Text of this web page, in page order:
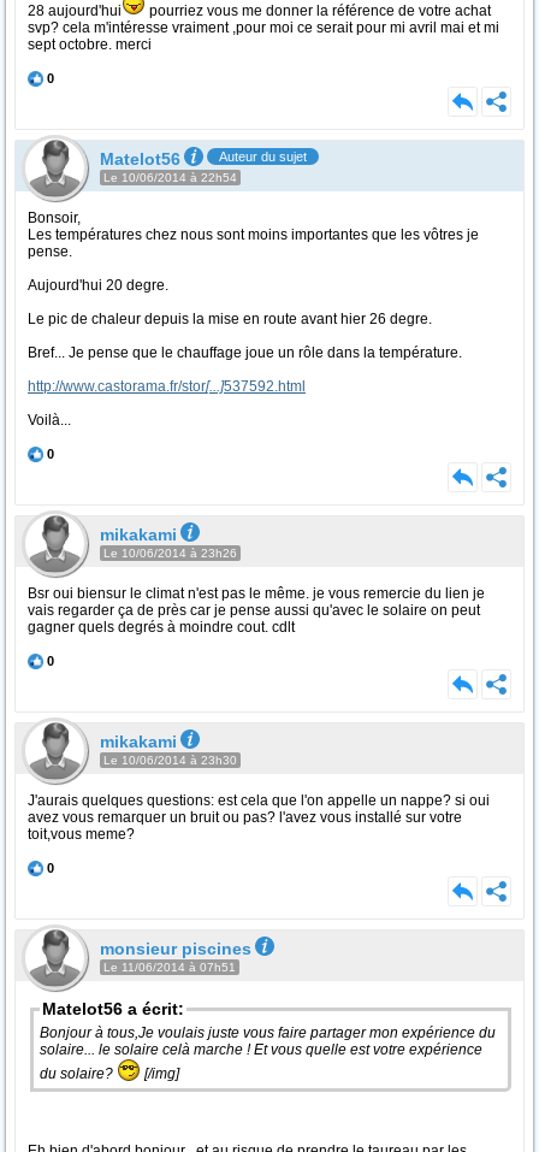
28 aujourd'hui
pourriez vous me donner la référence de votre achat
svp? cela m'intéresse vraiment ,pour moi ce serait pour mi avril mai et mi
sept octobre. merci
0
Matelot56 Auteur du sujet
Le 10/06/2014 à 22h54
Bonsoir,
Les températures chez nous sont moins importantes que les vôtres je
pense.
Aujourd'hui 20 degre.
Le pic de chaleur depuis la mise en route avant hier 26 degre.
Bref... Je pense que le chauffage joue un rôle dans la température.
http://www.castorama.fr/stor[...]537592.html
Voilà...
0
mikakami
Le 10/06/2014 à 23h26
Bsr oui biensur le climat n'est pas le même. je vous remercie du lien je
vais regarder ça de près car je pense aussi qu'avec le solaire on peut
gagner quels degrés à moindre cout. cdlt
0
mikakami
Le 10/06/2014 à 23h30
J'aurais quelques questions: est cela que l'on appelle un nappe? si oui
avez vous remarquer un bruit ou pas? l'avez vous installé sur votre
toit,vous meme?
0
monsieur piscines
Le 11/06/2014 à 07h51
Matelot56 a écrit:
Bonjour à tous,Je voulais juste vous faire partager mon expérience du
solaire... le solaire celà marche ! Et vous quelle est votre expérience
du solaire?
[/img]